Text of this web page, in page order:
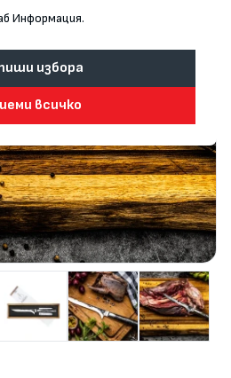
Информация.
избора
всичко